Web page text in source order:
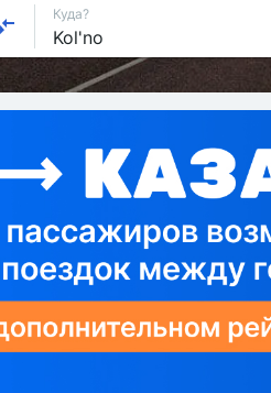
Куда?